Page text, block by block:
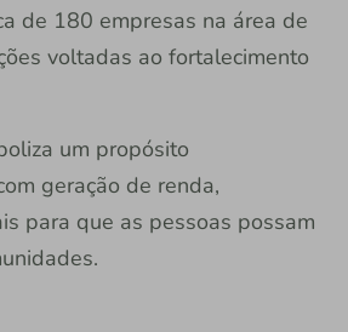
de 180 empresas na área de
voltadas ao fortalecimento
um propósito
geração de renda,
para que as pessoas possam